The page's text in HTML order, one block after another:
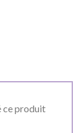
ce produit